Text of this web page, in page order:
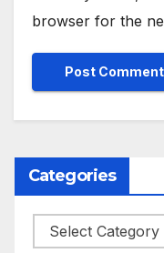
browser for the
Categories
Categories